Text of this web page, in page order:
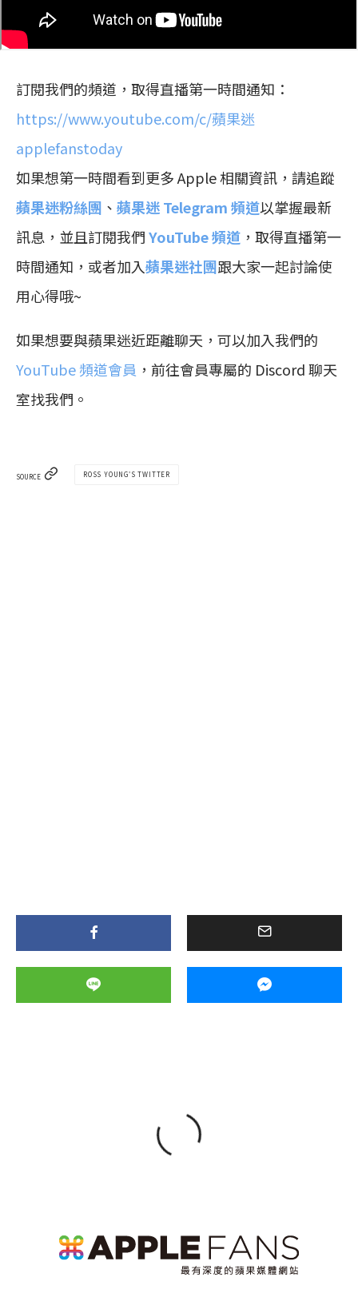
訂閱我們的頻道，取得直播第一時間通知：
https://www.youtube.com/c/蘋果迷
applefanstoday
如果想第一時間看到更多 Apple 相關資訊，請追蹤
蘋果迷粉絲團 、 蘋果迷 Telegram 頻道以掌握最新
訊息，並且訂閱我們YouTube 頻道 ，取得直播第一
時間通知，或者加入蘋果迷社團跟大家一起討論使
用心得哦~
如果想要與蘋果迷近距離聊天，可以加入我們的
YouTube 頻道會員 ，前往會員專屬的 Discord 聊天
室找我們。
SOURCE ROSS YOUNG'S TWITTER